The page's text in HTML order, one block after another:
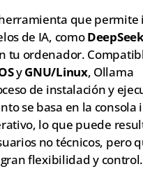
que permite
de IA, como
tu ordenador.
yGNU/Linux, Ollama
de instalación y
se basa en la consola
lo que puede
no técnicos, pero
flexibilidad y control.